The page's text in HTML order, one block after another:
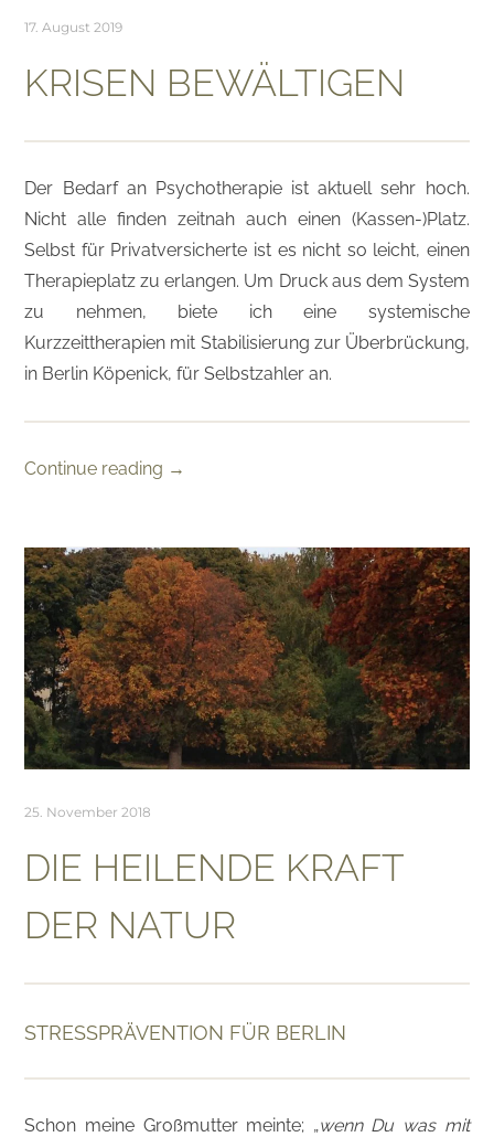
17. August 2019
KRISEN BEWÄLTIGEN
Der Bedarf an Psychotherapie ist aktuell sehr hoch.
Nicht alle finden zeitnah auch einen (Kassen-)Platz.
Selbst für Privatversicherte ist es nicht so leicht, einen
Therapieplatz zu erlangen. Um Druck aus dem System
zu nehmen, biete ich eine systemische
Kurzzeittherapien mit Stabilisierung zur Überbrückung,
in Berlin Köpenick, für Selbstzahler an.
Continue reading →
25. November 2018
DIE HEILENDE KRAFT
DER NATUR
STRESSPRÄVENTION FÜR BERLIN
Schon meine Großmutter meinte; „wenn Du was mit